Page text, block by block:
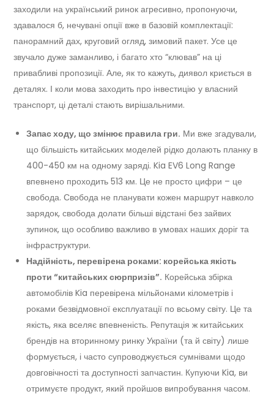
заходили на український ринок агресивно, пропонуючи,
здавалося б, нечувані опції вже в базовій комплектації:
панорамний дах, круговий огляд, зимовий пакет. Усе це
звучало дуже заманливо, і багато хто “клював” на ці
привабливі пропозиції. Але, як то кажуть, диявол криється в
деталях. І коли мова заходить про інвестицію у власний
транспорт, ці деталі стають вирішальними.
Запас ходу, що змінює правила гри. Ми вже згадували,
що більшість китайських моделей рідко долають планку в
400-450 км на одному заряді. Kia EV6 Long Range
впевнено проходить 513 км. Це не просто цифри – це
свобода. Свобода не планувати кожен маршрут навколо
зарядок, свобода долати більші відстані без зайвих
зупинок, що особливо важливо в умовах наших доріг та
інфраструктури.
Надійність, перевірена роками: корейська якість
проти “китайських сюрпризів”. Корейська збірка
автомобілів Kia перевірена мільйонами кілометрів і
роками безвідмовної експлуатації по всьому світу. Це та
якість, яка вселяє впевненість. Репутація ж китайських
брендів на вторинному ринку України (та й світу) лише
формується, і часто супроводжується сумнівами щодо
довговічності та доступності запчастин. Купуючи Kia, ви
отримуєте продукт, який пройшов випробування часом.